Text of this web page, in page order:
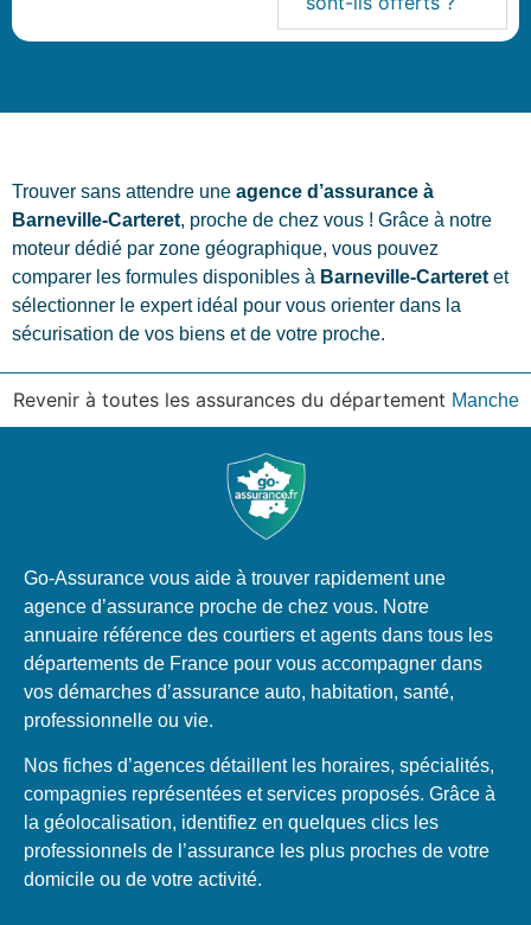
Trouver sans attendre une agence d’assurance à
Barneville-Carteret, proche de chez vous ! Grâce à notre
moteur dédié par zone géographique, vous pouvez
comparer les formules disponibles à Barneville-Carteret et
sélectionner le expert idéal pour vous orienter dans la
sécurisation de vos biens et de votre proche.
Revenir à toutes les assurances du département Manche
Go-Assurance vous aide à trouver rapidement une
agence d’assurance proche de chez vous. Notre
annuaire référence des courtiers et agents dans tous les
départements de France pour vous accompagner dans
vos démarches d’assurance auto, habitation, santé,
professionnelle ou vie.
Nos fiches d’agences détaillent les horaires, spécialités,
compagnies représentées et services proposés. Grâce à
la géolocalisation, identifiez en quelques clics les
professionnels de l’assurance les plus proches de votre
domicile ou de votre activité.